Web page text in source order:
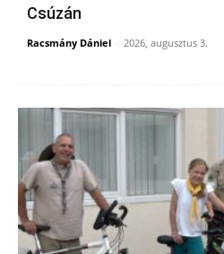
Csúzán
Racsmány Dániel - 2026, augusztus 3.